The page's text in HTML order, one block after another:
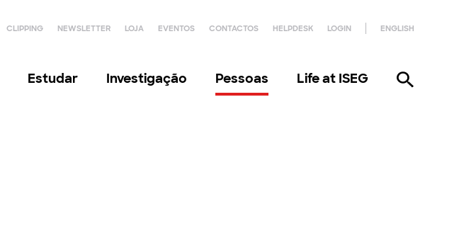
CLIPPING NEWSLETTER LOJA EVENTOS CONTACTOS HELPDESK LOGIN ENGLISH
Estudar Investigação Pessoas Life at ISEG